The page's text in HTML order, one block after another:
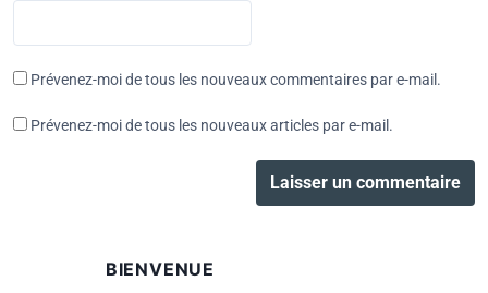
Prévenez-moi de tous les nouveaux commentaires par e-mail.
Prévenez-moi de tous les nouveaux articles par e-mail.
BIENVENUE